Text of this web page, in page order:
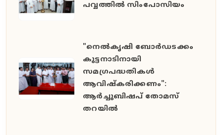
പവ്വത്തിൽ സിംപോസിയം
"നെൽകൃഷി ബോർഡടക്കം
കുട്ടനാടിനായി
സമഗ്രപദ്ധതികൾ
ആവിഷ്കരിക്കണം":
ആർച്ചുബിഷപ് തോമസ്
തറയിൽ